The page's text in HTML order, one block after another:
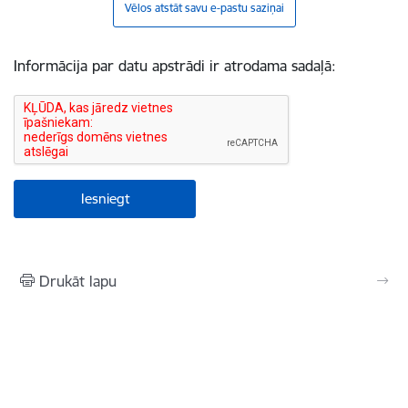
Vēlos atstāt savu e-pastu saziņai
Informācija par datu apstrādi ir atrodama sadaļā:
Drukāt lapu